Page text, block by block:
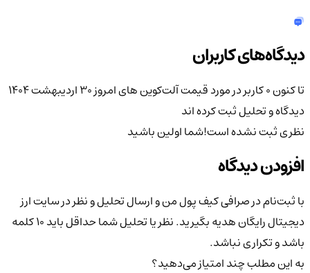
دیدگاه‌های کاربران
تا کنون 0 کاربر در مورد
قیمت آلت‌کوین های امروز ۳۰ اردیبهشت ۱۴۰۴
دیدگاه و تحلیل ثبت کرده اند
نظری ثبت نشده است!شما اولین باشید
افزودن دیدگاه
با ثبت‌نام در صرافی کیف پول من و ارسال تحلیل و نظر در سایت ارز
دیجیتال رایگان هدیه بگیرید. نظر یا تحلیل شما حداقل باید ۱۰ کلمه
باشد و تکراری نباشد.
به این مطلب چند امتیاز می‌دهید؟